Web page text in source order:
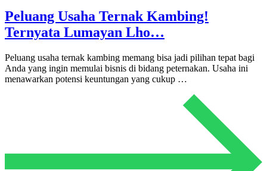
Peluang Usaha Ternak Kambing!
Ternyata Lumayan Lho…
Peluang usaha ternak kambing memang bisa jadi pilihan tepat bagi
Anda yang ingin memulai bisnis di bidang peternakan. Usaha ini
menawarkan potensi keuntungan yang cukup …